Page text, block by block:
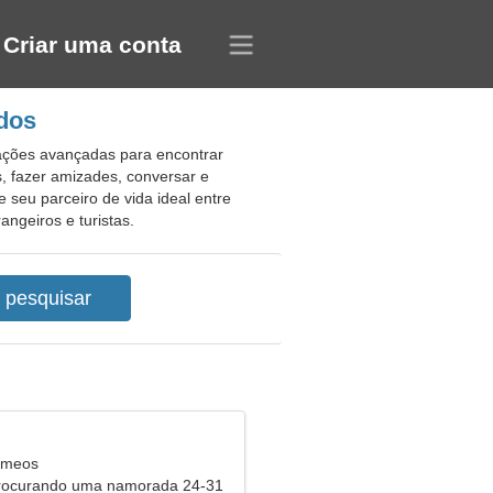
Criar uma conta
avançadas para encontrar
fazer amizades, conversar e
seu parceiro de vida ideal entre
e turistas.
uma namorada 24-31